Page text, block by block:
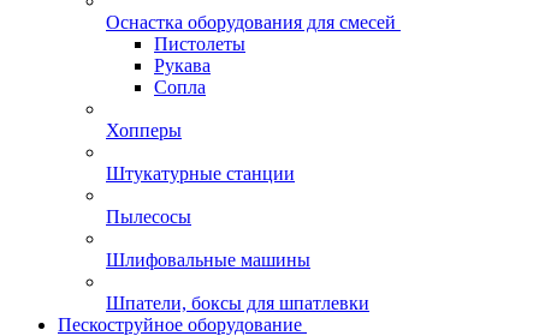
Оснастка оборудования для смесей
Пистолеты
Рукава
Сопла
Хопперы
Штукатурные станции
Пылесосы
Шлифовальные машины
Шпатели, боксы для шпатлевки
Пескоструйное оборудование